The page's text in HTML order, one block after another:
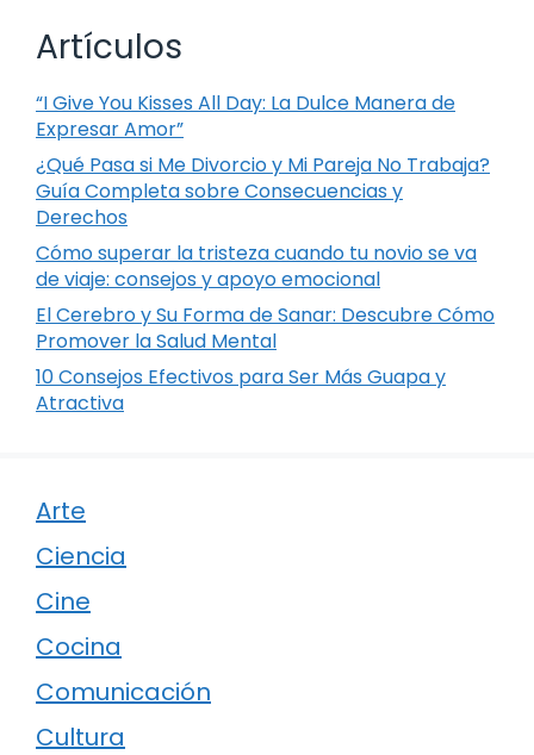
Artículos
“I Give You Kisses All Day: La Dulce Manera de
Expresar Amor”
¿Qué Pasa si Me Divorcio y Mi Pareja No Trabaja?
Guía Completa sobre Consecuencias y
Derechos
Cómo superar la tristeza cuando tu novio se va
de viaje: consejos y apoyo emocional
El Cerebro y Su Forma de Sanar: Descubre Cómo
Promover la Salud Mental
10 Consejos Efectivos para Ser Más Guapa y
Atractiva
Arte
Ciencia
Cine
Cocina
Comunicación
Cultura